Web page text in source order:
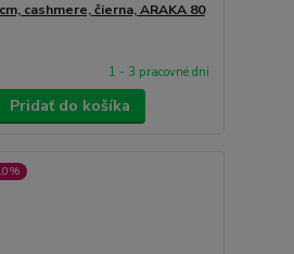
cashmere, čierna, ARAKA 80
1 - 3 pracovné dni
Pridať do košíka